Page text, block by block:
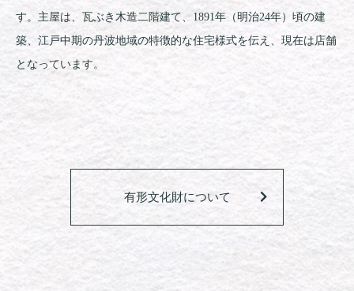
す。主屋は、瓦ぶき木造二階建て、1891年（明治24年）頃の建
築、江戸中期の丹波地域の特徴的な住宅様式を伝え、現在は店舗
となっています。
有形文化財について